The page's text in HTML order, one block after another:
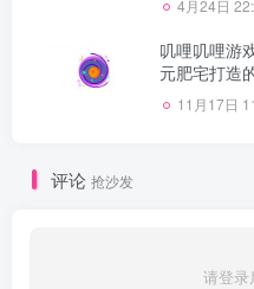
4月24日
叽哩叽哩游
元肥宅打造
11月17日
评论 抢沙发
请登录